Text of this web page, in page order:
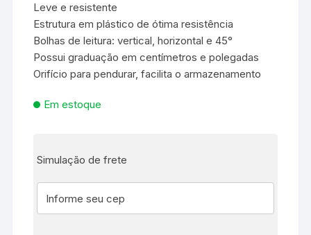
Leve e resistente
Estrutura em plástico de ótima resistência
Bolhas de leitura: vertical, horizontal e 45°
Possui graduação em centímetros e polegadas
Orifício para pendurar, facilita o armazenamento
Em estoque
Simulação de frete